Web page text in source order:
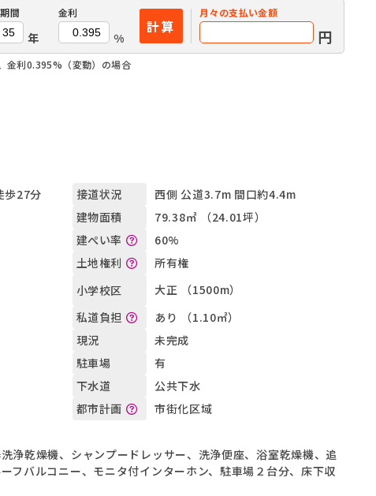
間
年
金利
%
計算
月々の支払い金額
円
金利0.395%（変動）の場合
27分 接道状況
西側 公道3.7m 間口約4.4m
建物面積
79.38㎡ （24.01坪）
建ぺい率
60%
土地権利
所有権
小学校区
大正 （1500m）
私道負担
あり （1.10㎡）
現況
未完成
駐車場
有
下水道
公共下水
都市計画
市街化区域
浄乾燥機、シャンプードレッサー、洗浄便座、浴室乾燥機、追
フバルコニー、モニタ付インターホン、駐車場２台分、床下収